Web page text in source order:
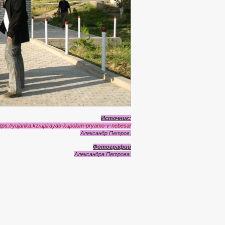
Источник:
://yujanka kz/upirayas-kupolom-pryamo-v-nebesa/
Александр Петров.
Фотографии
Александра Петрова.